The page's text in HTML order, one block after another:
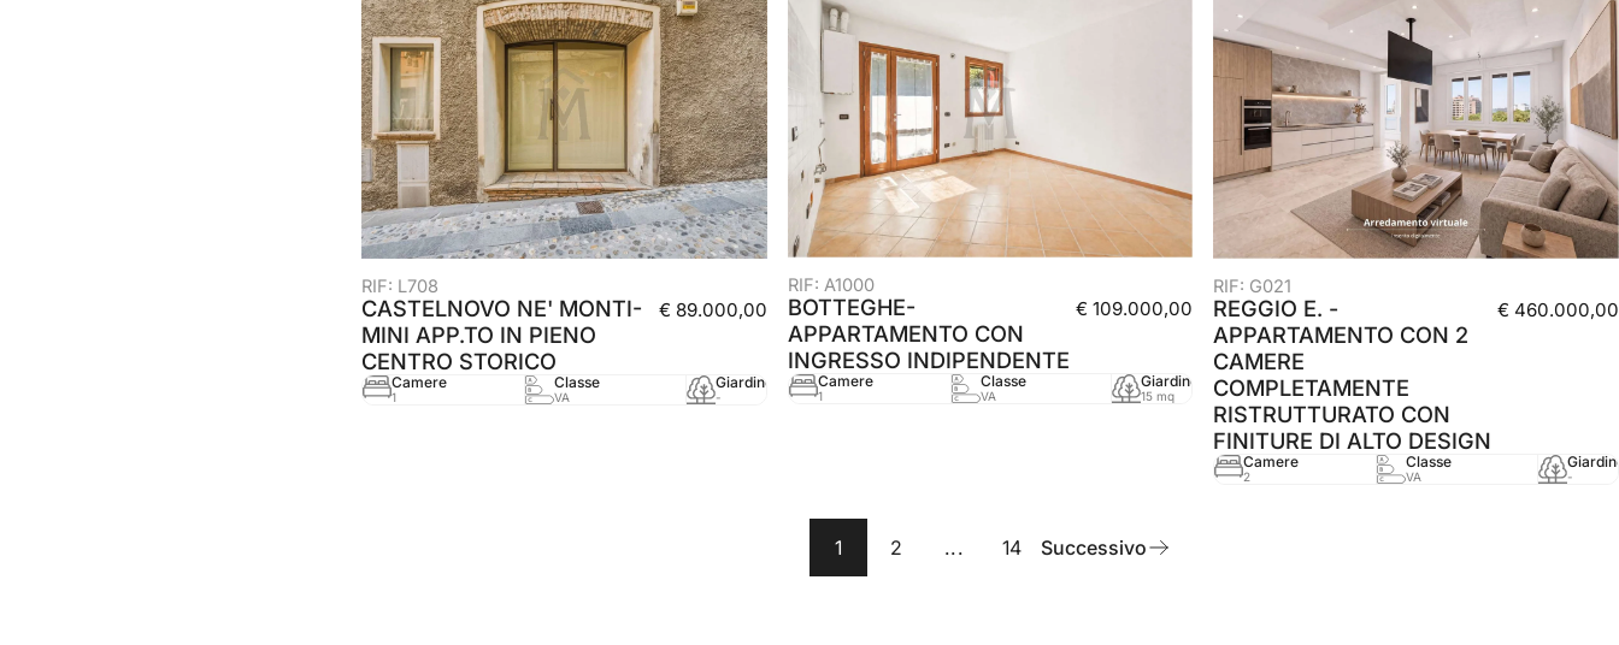
RIF: L708
CASTELNOVO NE' MONTI-
MINI APP.TO IN PIENO
CENTRO STORICO
€ 89.000,00
Camere
1
Classe
VA
Giardino
-
RIF: A1000
BOTTEGHE-
APPARTAMENTO CON
INGRESSO INDIPENDENTE
€ 109.000,00
Camere
1
Classe
VA
Giardino
15 mq
mq
46 mq
RIF: G021
REGGIO E. -
APPARTAMENTO CON 2
CAMERE
COMPLETAMENTE
RISTRUTTURATO CON
FINITURE DI ALTO DESIGN
€ 460.000,00
Camere
2
Classe
VA -
1 2 ... 14 Successivo